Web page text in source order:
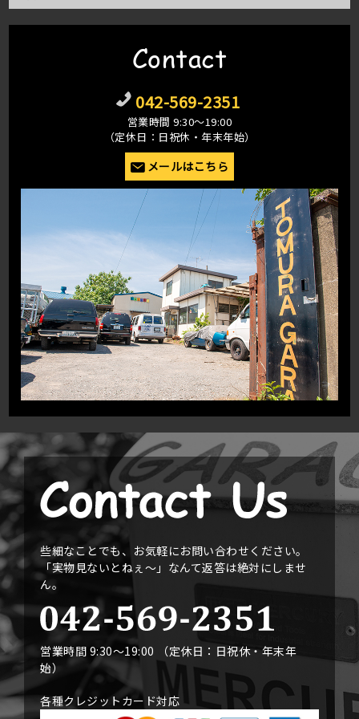
Contact
042-569-2351
営業時間 9:30〜19:00
（定休日：日祝休・年末年始）
メールはこちら
些細なことでも、お気軽にお問い合わせください。
「実物見ないとねぇ〜」なんて返答は絶対にしませ
ん。
営業時間 9:30〜19:00 （定休日：日祝休・年末年
始）
各種クレジットカード対応